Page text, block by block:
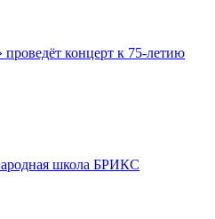
концерт к 75-летию
школа БРИКС